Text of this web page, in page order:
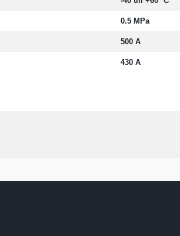
0.5 MPa
500 A
430 A